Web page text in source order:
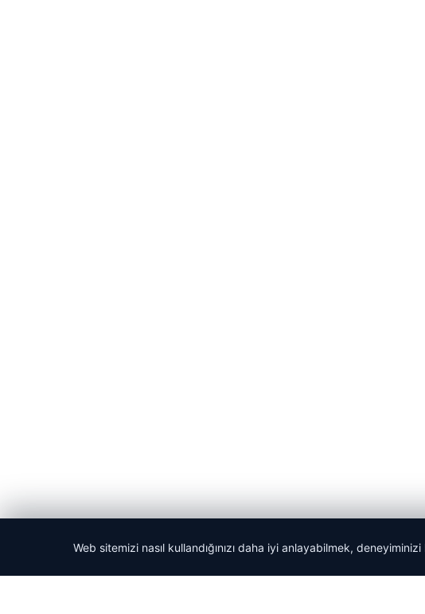
© 2026 Acil Rehber | Gündem Haberleri
Web sitemizi nasıl kullandığınızı daha iyi anlayabilmek,